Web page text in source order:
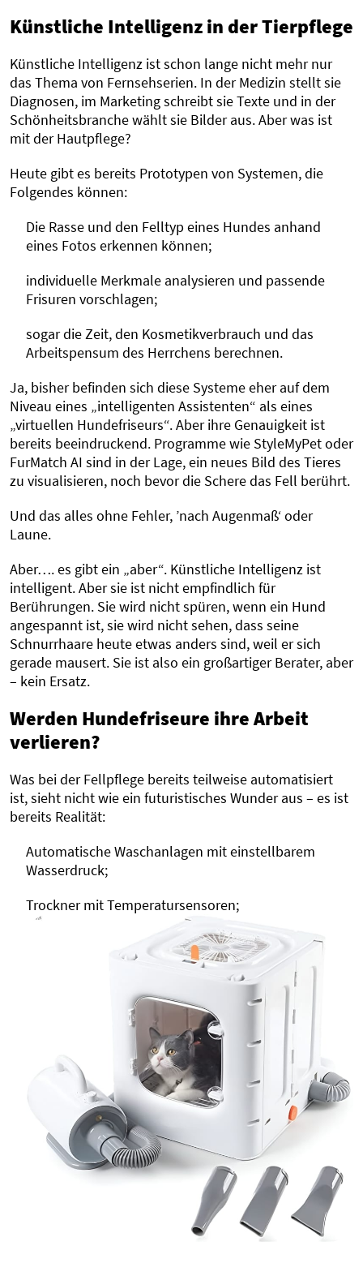
Künstliche Intelligenz in der Tierpflege
Künstliche Intelligenz ist schon lange nicht mehr nur
das Thema von Fernsehserien. In der Medizin stellt sie
Diagnosen, im Marketing schreibt sie Texte und in der
Schönheitsbranche wählt sie Bilder aus. Aber was ist
mit der Hautpflege?
Heute gibt es bereits Prototypen von Systemen, die
Folgendes können:
Die Rasse und den Felltyp eines Hundes anhand
eines Fotos erkennen können;
individuelle Merkmale analysieren und passende
Frisuren vorschlagen;
sogar die Zeit, den Kosmetikverbrauch und das
Arbeitspensum des Herrchens berechnen.
Ja, bisher befinden sich diese Systeme eher auf dem
Niveau eines „intelligenten Assistenten“ als eines
„virtuellen Hundefriseurs“. Aber ihre Genauigkeit ist
bereits beeindruckend. Programme wie StyleMyPet oder
FurMatch AI sind in der Lage, ein neues Bild des Tieres
zu visualisieren, noch bevor die Schere das Fell berührt.
Und das alles ohne Fehler, ’nach Augenmaß‘ oder
Laune.
Aber…. es gibt ein „aber“. Künstliche Intelligenz ist
intelligent. Aber sie ist nicht empfindlich für
Berührungen. Sie wird nicht spüren, wenn ein Hund
angespannt ist, sie wird nicht sehen, dass seine
Schnurrhaare heute etwas anders sind, weil er sich
gerade mausert. Sie ist also ein großartiger Berater, aber
– kein Ersatz.
Werden Hundefriseure ihre Arbeit
verlieren?
Was bei der Fellpflege bereits teilweise automatisiert
ist, sieht nicht wie ein futuristisches Wunder aus – es ist
bereits Realität:
Automatische Waschanlagen mit einstellbarem
Wasserdruck;
Trockner mit Temperatursensoren;